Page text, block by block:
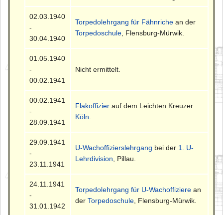
02.03.1940
-
30.04.1940
Torpedolehrgang für Fähnriche an der
Torpedoschule , Flensburg-Mürwik.
01.05.1940
-
00.02.1941
Nicht ermittelt.
00.02.1941
-
28.09.1941
Flakoffizier auf dem Leichten Kreuzer
Köln
29.09.1941
-
23.11.1941
U-Wachoffizierslehrgang bei der 1. U-
Lehrdivision , Pillau.
24.11.1941
-
31.01.1942
Torpedolehrgang für U-Wachoffiziere an
derTorpedoschule , Flensburg-Mürwik.